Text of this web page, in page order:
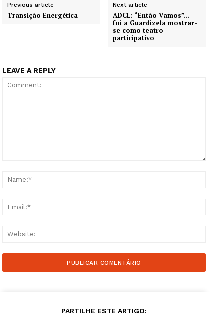
Previous article
Transição Energética
Next article
ADCL: “Então Vamos”…
foi a Guardizela mostrar-
se como teatro
participativo
LEAVE A REPLY
PARTILHE ESTE ARTIGO: